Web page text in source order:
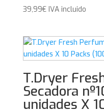
39,99€ IVA incluido
T.Dryer
Secadora
unidades X